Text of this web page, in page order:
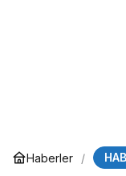
Haberler